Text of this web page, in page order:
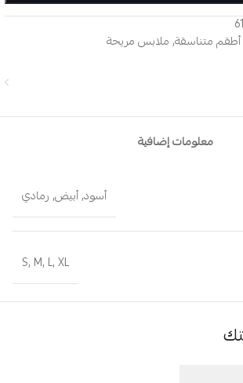
أطقم متناسقة, ملابس مريحة
معلومات إضافية
أسود,أبيض, رمادي
S, M, L, XL